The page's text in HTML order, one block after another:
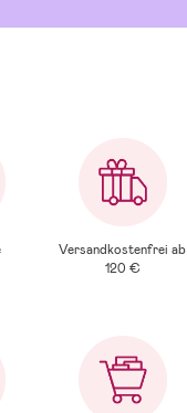
Mehr anzeigen
Versandkostenfrei ab
120 €